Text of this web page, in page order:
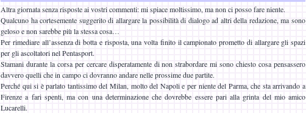
Altra giornata senza risposte ai vostri commenti: mi spiace moltissimo, ma non ci posso fare niente.
Qualcuno ha cortesemente suggerito di allargare la possibilità di dialogo ad altri della redazione, ma sono
geloso e non sarebbe più la stessa cosa…
Per rimediare all’assenza di botta e risposta, una volta finito il campionato prometto di allargare gli spazi
per gli ascoltatori nel Pentasport.
Stamani durante la corsa per cercare disperatamente di non strabordare mi sono chiesto cosa pensassero
davvero quelli che in campo ci dovranno andare nelle prossime due partite.
Perché qui si è parlato tantissimo del Milan, molto del Napoli e per niente del Parma, che sta arrivando a
Firenze a fari spenti, ma con una determinazione che dovrebbe essere pari alla grinta del mio amico
Lucarelli.